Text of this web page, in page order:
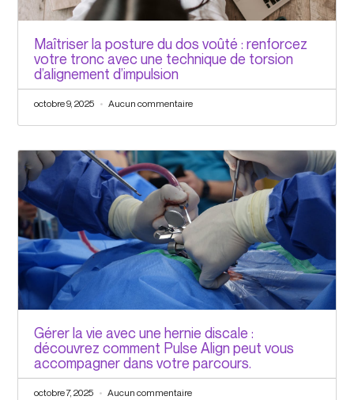
Maîtriser la posture du dos voûté : renforcez
votre tronc avec une technique de torsion
d’alignement d’impulsion
octobre 9, 2025 Aucun commentaire
Gérer la vie avec une hernie discale :
découvrez comment Pulse Align peut vous
accompagner dans votre parcours.
octobre 7, 2025 Aucun commentaire